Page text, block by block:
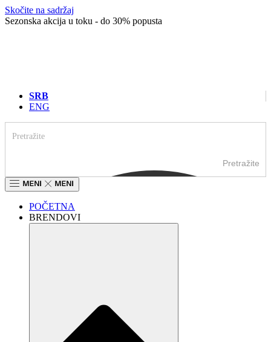
Skočite na sadržaj
Sezonska akcija u toku - do 30% popusta
SRB
ENG
Pretražite
POČETNA
BRENDOVI